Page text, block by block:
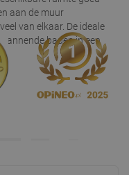
aan de muur
van elkaar. De ideale
baden in een